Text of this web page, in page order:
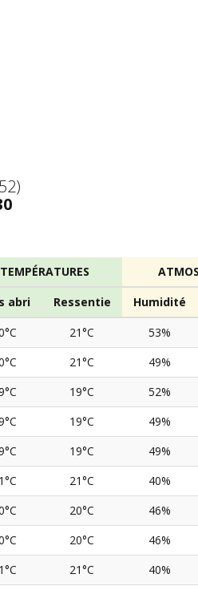
TEMPÉRATURES
abri Ressentie Humidité
21°C 53%
21°C 49%
19°C 52%
19°C 49%
19°C 49%
21°C 40%
20°C 46%
20°C 46%
21°C 40%